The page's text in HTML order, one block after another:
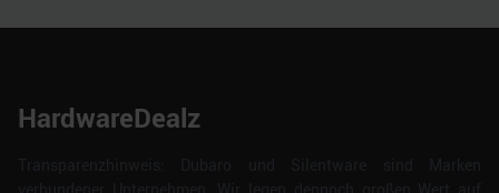
HardwareDealz